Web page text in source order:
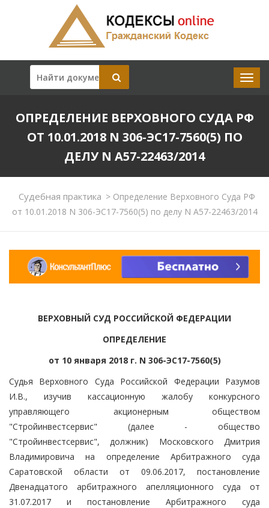
ОПРЕДЕЛЕНИЕ ВЕРХОВНОГО СУДА РФ
ОТ 10.01.2018 N 306-ЭС17-7560(5) ПО
ДЕЛУ N А57-22463/2014
Судебная практика >Определение Верховного Суда РФ
от 10.01.2018 N 306-ЭС17-7560(5) по делу N А57-22463/2014
ВЕРХОВНЫЙ СУД РОССИЙСКОЙ ФЕДЕРАЦИИ
ОПРЕДЕЛЕНИЕ
от 10 января 2018 г. N 306-ЭС17-7560(5)
Судья Верховного Суда Российской Федерации Разумов
И.В., изучив кассационную жалобу конкурсного
управляющего акционерным обществом
"Стройинвестсервис" (далее - общество
"Стройинвестсервис", должник) Московского Дмитрия
Владимировича на определение Арбитражного суда
Саратовской области от 09.06.2017, постановление
Двенадцатого арбитражного апелляционного суда от
31.07.2017 и постановление Арбитражного суда